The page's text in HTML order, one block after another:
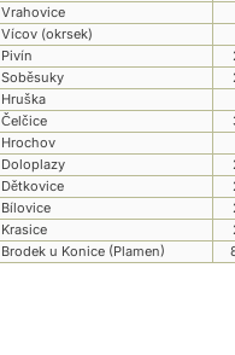
Vrahovice
Vícov (okrsek)
Pivín
Soběsuky
Hruška
Čelčice
Hrochov
Doloplazy
Dětkovice
Bílovice
Krasice
Brodek u Konice (Plamen)